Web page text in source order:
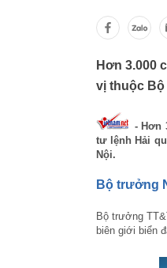
Hơn 3.000
vị thuộc
- Hơn
tư lệnh Hải
Nội.
Bộ trưởng
Bộ trưởng
biên giới biển